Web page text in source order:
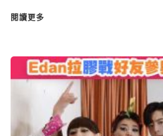
閱讀更多